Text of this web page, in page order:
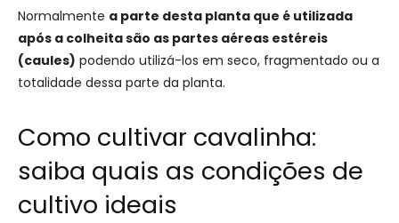
Normalmente a parte desta planta que é utilizada
após a colheita são as partes aéreas estéreis
(caules) podendo utilizá-los em seco, fragmentado ou a
totalidade dessa parte da planta.
Como cultivar cavalinha:
saiba quais as condições de
cultivo ideais